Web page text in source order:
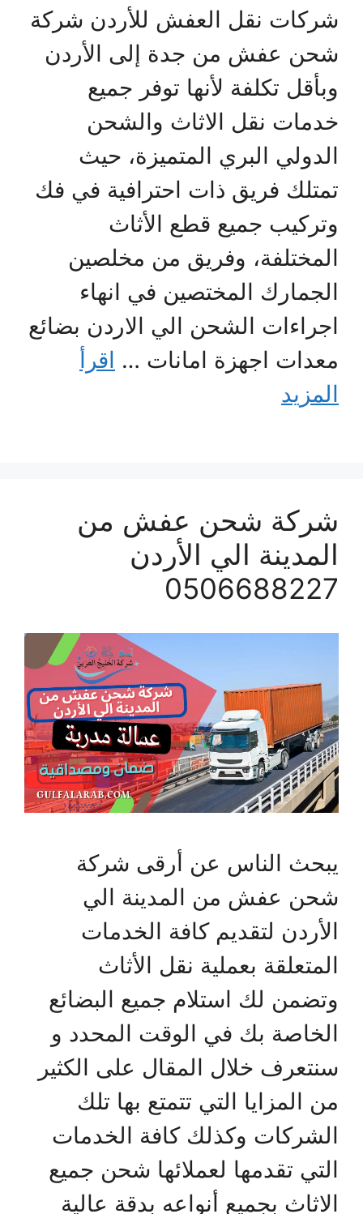
شركات نقل العفش للأردن شركة
شحن عفش من جدة إلى الأردن
وبأقل تكلفة لأنها توفر جميع
خدمات نقل الاثاث والشحن
الدولي البري المتميزة، حيث
تمتلك فريق ذات احترافية في فك
وتركيب جميع قطع الأثاث
المختلفة، وفريق من مخلصين
الجمارك المختصين في انهاء
اجراءات الشحن الي الاردن بضائع
معدات اجهزة امانات … اقرأ
المزيد
شركة شحن عفش من
المدينة الي الأردن
0506688227
يبحث الناس عن أرقى شركة
شحن عفش من المدينة الي
الأردن لتقديم كافة الخدمات
المتعلقة بعملية نقل الأثاث
وتضمن لك استلام جميع البضائع
الخاصة بك في الوقت المحدد و
سنتعرف خلال المقال على الكثير
من المزايا التي تتمتع بها تلك
الشركات وكذلك كافة الخدمات
التي تقدمها لعملائها شحن جميع
الاثاث بجميع أنواعه بدقة عالية